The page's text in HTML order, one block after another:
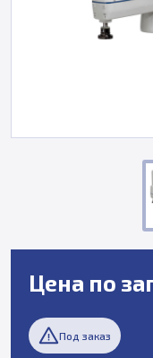
Цена по
Под заказ